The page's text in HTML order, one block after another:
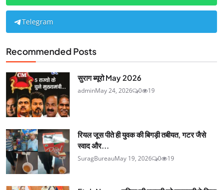
Telegram
Recommended Posts
सुराग ब्यूरो May 2026
adminMay 24, 2026 0 19
रियल जूस पीते ही युवक की बिगड़ी तबीयत, गटर जैसे
स्वाद और...
SuragBureauMay 19, 2026 0 19